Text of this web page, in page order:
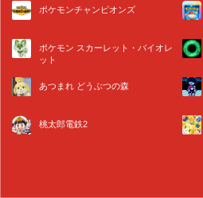
ポケモンチャンピオンズ
ポケモン スカーレット・バイオレ
ット
あつまれ どうぶつの森
桃太郎電鉄2